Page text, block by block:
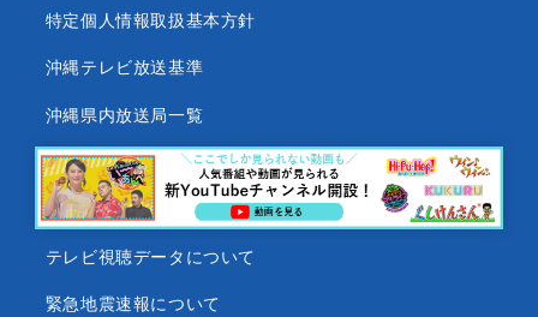
特定個人情報取扱基本方針
沖縄テレビ放送基準
沖縄県内放送局一覧
番組審議会
沖縄テレビ名義の後援依頼について
テレビ視聴データについて
緊急地震速報について